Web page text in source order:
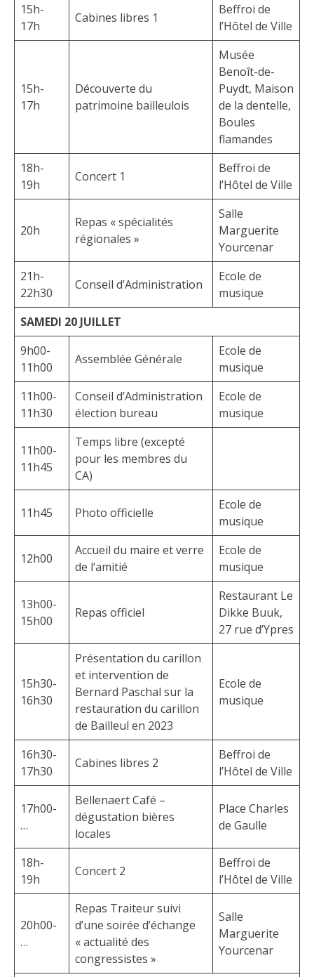
15h-
17h
Cabines libres 1
Beffroi de
l’Hôtel de Ville
15h-
17h
Découverte du
patrimoine bailleulois
Musée
Benoît-de-
Puydt, Maison
de la dentelle,
Boules
flamandes
18h-
19h
Concert 1
Beffroi de
l’Hôtel de Ville
20h
Repas « spécialités
régionales »
Salle
Marguerite
Yourcenar
21h-
22h30
Conseil d’Administration
Ecole de
musique
SAMEDI 20 JUILLET
9h00-
11h00
Assemblée Générale
Ecole de
musique
11h00-
11h30
Conseil d’Administration
élection bureau
Ecole de
musique
11h00-
11h45
Temps libre (excepté
pour les membres du
CA)
11h45 Photo officielle
Ecole de
musique
12h00
Accueil du maire et verre
de l‘amitié
Ecole de
musique
13h00-
15h00
Repas officiel
Restaurant Le
Dikke Buuk,
27 rue d’Ypres
15h30-
16h30
Présentation du carillon
et intervention de
Bernard Paschal sur la
restauration du carillon
de Bailleul en 2023
Ecole de
musique
16h30-
17h30
Cabines libres 2
Beffroi de
l’Hôtel de Ville
17h00-
…
Bellenaert Café –
dégustation bières
locales
Place Charles
de Gaulle
18h-
19h
Concert 2
Beffroi de
l’Hôtel de Ville
20h00-
…
Repas Traiteur suivi
d’une soirée d’échange
« actualité des
congressistes »
Salle
Marguerite
Yourcenar